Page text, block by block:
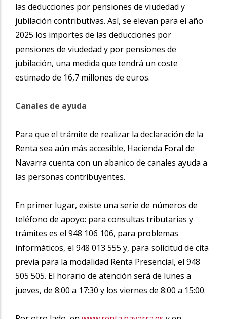
las deducciones por pensiones de viudedad y
jubilación contributivas. Así, se elevan para el año
2025 los importes de las deducciones por
pensiones de viudedad y por pensiones de
jubilación, una medida que tendrá un coste
estimado de 16,7 millones de euros.
Canales de ayuda
Para que el trámite de realizar la declaración de la
Renta sea aún más accesible, Hacienda Foral de
Navarra cuenta con un abanico de canales ayuda a
las personas contribuyentes.
En primer lugar, existe una serie de números de
teléfono de apoyo: para consultas tributarias y
trámites es el 948 106 106, para problemas
informáticos, el 948 013 555 y, para solicitud de cita
previa para la modalidad Renta Presencial, el 948
505 505. El horario de atención será de lunes a
jueves, de 8:00 a 17:30 y los viernes de 8:00 a 15:00.